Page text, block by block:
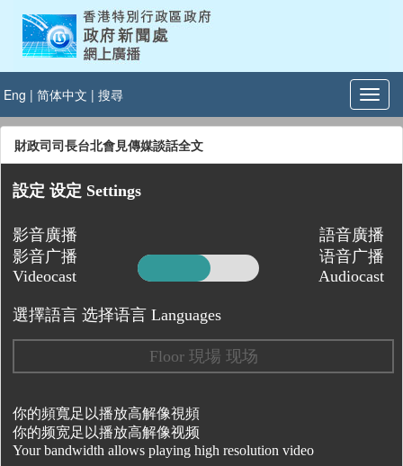
Eng | 简体中文 | 搜尋
財政司司長台北會見傳媒談話全文